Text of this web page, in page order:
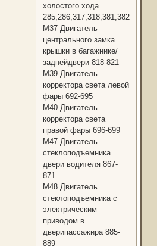
холостого хода
М37 Двигатель
центрального замка
крышки в багажнике/
заднейдвери 818-821
М39 Двигатель
корректора света левой
фары 692-695
М40 Двигатель
корректора света
правой фары 696-699
М47 Двигатель
стеклоподъемника
двери водителя 867-
871
М48 Двигатель
стеклоподъемника с
электрическим
приводом в
дверипассажира 885-
889